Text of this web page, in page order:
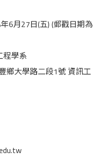
6月27日(五) (郵戳日期為
程學系
鄉大學路二段1號 資訊工